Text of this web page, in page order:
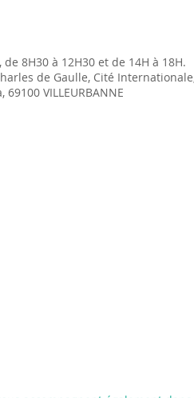
, de 8H30 à 12H30 et de 14H à 18H.
de Gaulle, Cité
VILLEURBANNE